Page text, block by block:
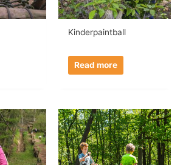
Kinderpaintball
Read more